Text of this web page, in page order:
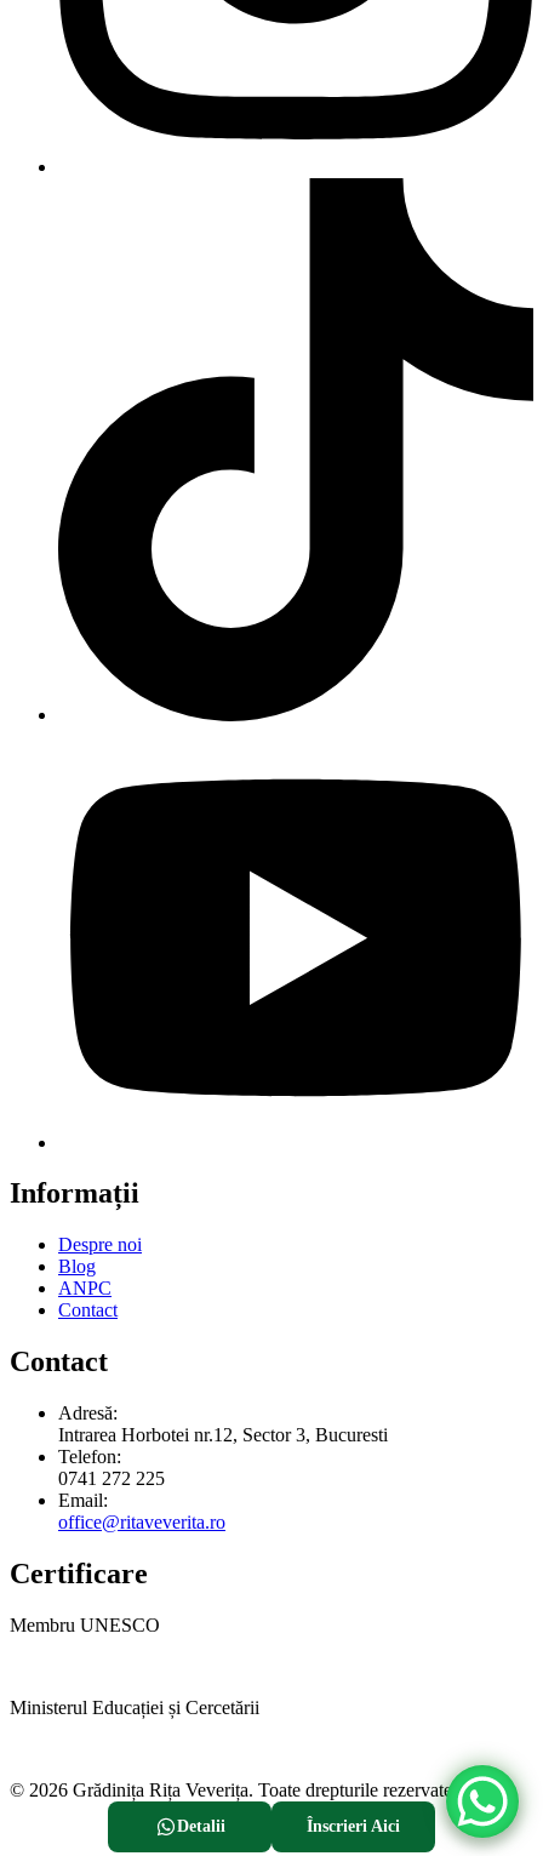
Informații
Despre noi
Blog
ANPC
Contact
Contact
Adresă:
Intrarea Horbotei nr.12, Sector 3, Bucuresti
Telefon:
0741 272 225
Email:
office@ritaveverita.ro
Certificare
Membru UNESCO
Ministerul Educației și Cercetării
© 2026 Grădinița Rița Veverița. Toate drepturile rezervate.
Detalii Înscrieri Aici